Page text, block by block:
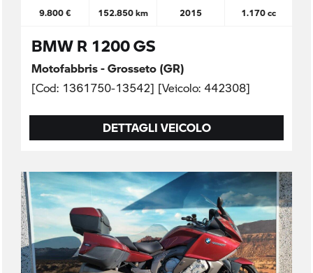
9.800 € 152.850 km 2015 1.170 cc
BMW R 1200 GS
Motofabbris - Grosseto (GR)
[Cod: 1361750-13542] [Veicolo: 442308]
DETTAGLI VEICOLO